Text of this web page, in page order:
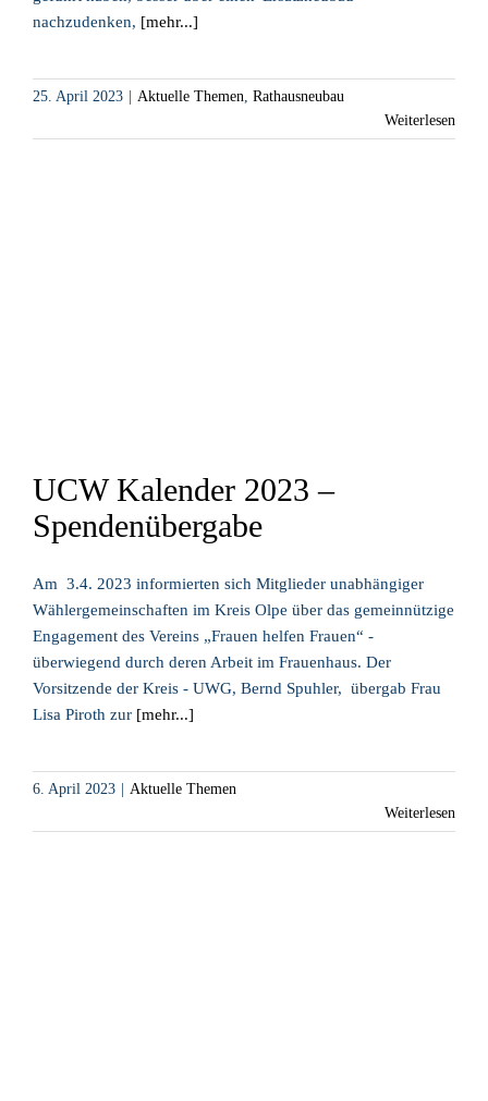
nachzudenken, [mehr...]
25. April 2023 Aktuelle Themen, Rathausneubau
Weiterlesen
UCW Kalender 2023 –
Spendenübergabe
Am 3.4. 2023 informierten sich Mitglieder unabhängiger
Wählergemeinschaften im Kreis Olpe über das gemeinnützige
Engagement des Vereins „Frauen helfen Frauen“ -
überwiegend durch deren Arbeit im Frauenhaus. Der
Vorsitzende der Kreis - UWG, Bernd Spuhler, übergab Frau
Lisa Piroth zur [mehr...]
6. April 2023 | Aktuelle Themen
Weiterlesen